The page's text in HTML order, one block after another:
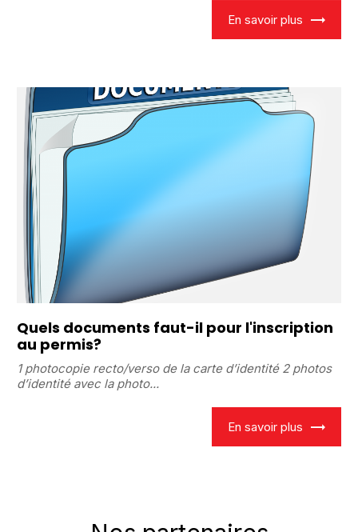
En savoir plus
Quels documents faut-il pour l'inscription
au permis?
1 photocopie recto/verso de la carte d’identité 2 photos
d’identité avec la photo...
En savoir plus